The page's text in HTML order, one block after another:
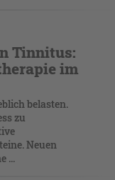
Tinnitus:
im
belasten.
zu
Neuen
...